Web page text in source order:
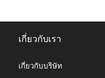
เกี่ยวกับเรา
เกี่ยวกับบริษัท